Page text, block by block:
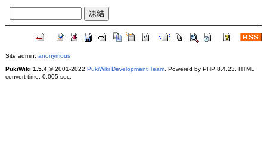
Site admin: anonymous
PukiWiki 1.5.4© 2001-2022 PukiWiki Development Team. Powered by PHP 8.4.23. HTML
convert time: 0.005 sec.